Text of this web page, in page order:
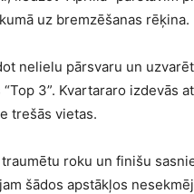
uz bremzēšanas rēķina.
nelielu pārsvaru un
3”. Kvartararo izdevās
trešās vietas.
roku un finišu
šādos apstākļos